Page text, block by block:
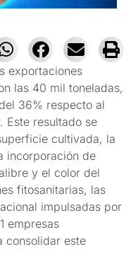
exportaciones
las 40 mil toneladas,
36% respecto al
Este resultado se
cultivada, la
incorporación de
y el color del
fitosanitarias, las
impulsadas por
empresas
consolidar este